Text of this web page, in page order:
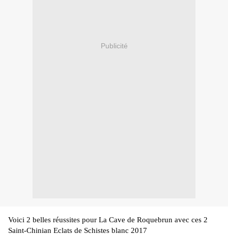
Publicité
Voici 2 belles réussites pour La Cave de Roquebrun avec ces 2
Saint-Chinian Eclats de Schistes blanc 2017